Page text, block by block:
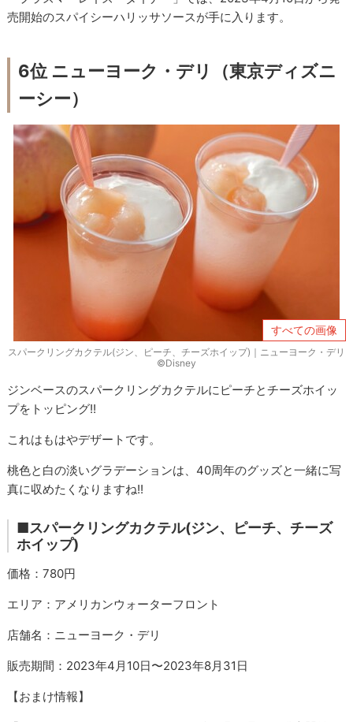
売開始のスパイシーハリッサソースが手に入ります。
6位 ニューヨーク・デリ（東京ディズニ
ーシー）
すべての画像
スパークリングカクテル(ジン、ピーチ、チーズホイップ)｜ニューヨーク・デリ
©Disney
ジンベースのスパークリングカクテルにピーチとチーズホイッ
プをトッピング!!
これはもはやデザートです。
桃色と白の淡いグラデーションは、40周年のグッズと一緒に写
真に収めたくなりますね!!
■スパークリングカクテル(ジン、ピーチ、チーズ
ホイップ)
価格：780円
エリア：アメリカンウォーターフロント
店舗名：ニューヨーク・デリ
販売期間：2023年4月10日〜2023年8月31日
【おまけ情報】